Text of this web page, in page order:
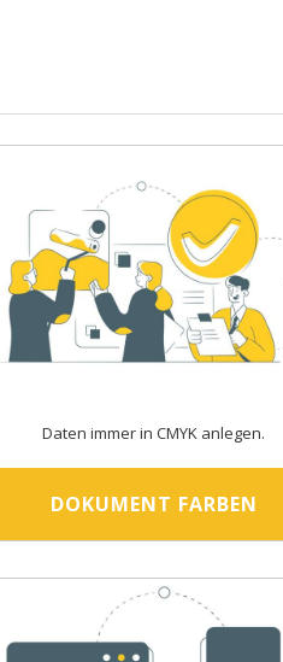
Daten immer in CMYK anlegen.
DOKUMENT FARBEN